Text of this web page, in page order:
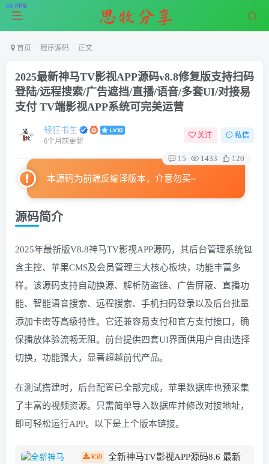
首页 程序源码 正文
2025最新神马TV影视APP源码v8.8修复版支持扫码
登陆/远程搜索/广告遮挡/直播/语音/多套UI/对接易
支付 TV端影视APP系统可完美运营
轻狂书生
6个月前更新
关注 私信
15 1433 120
本源码为前端反编译版本，介意勿买~
源码简介
2025年最新版V8.8神马TV影视APP源码，其后台管理系统包
含主控、苹果CMS及会员管理三大核心板块，功能丰富多
样。该源码支持自动换源、解析防盗链、广告屏蔽、直播功
能、智能语音搜索、远程搜索、手机扫码登录以及后台批量
添加卡密等高级特性。它还兼容易支付和官方支付接口，确
保播放体验流畅无阻。前台提供四套UI界面供用户自由选择
切换，功能强大，显著超越前代产品。
在测试搭建时，后台配置已全部完成，苹果数据库也预采集
了丰富的视频资源。只需简单导入数据库并修改对接地址，
即可轻松运行APP。以下是上个版本链接。
¥59
全新神马TV影视APP源码8.6 最新